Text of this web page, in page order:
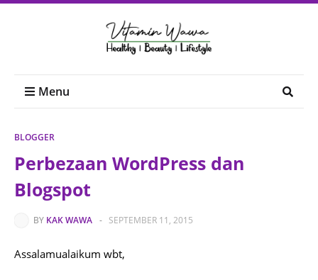
Menu
BLOGGER
Perbezaan WordPress dan
Blogspot
BY KAK WAWA - SEPTEMBER 11, 2015
Assalamualaikum wbt,